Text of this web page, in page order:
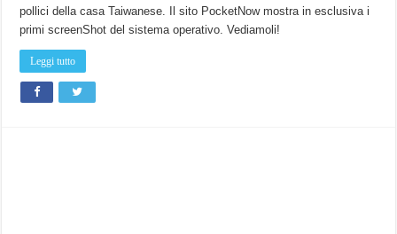
pollici della casa Taiwanese. Il sito PocketNow mostra in esclusiva i
primi screenShot del sistema operativo. Vediamoli!
Leggi tutto